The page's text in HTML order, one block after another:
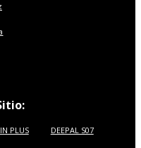
PLUS DEEPAL S07